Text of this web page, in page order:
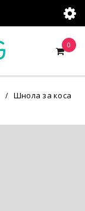
0
/
Шнола за коса